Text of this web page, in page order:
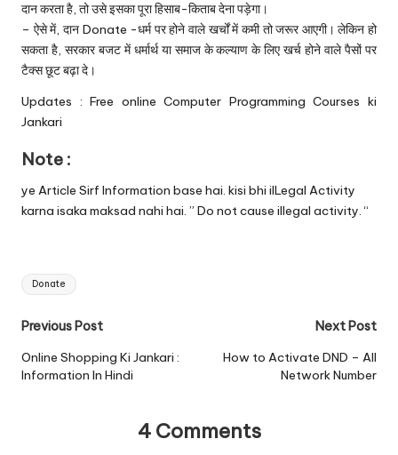
दान करता है, तो उसे इसका पूरा हिसाब-किताब देना पड़ेगा।
– ऐसे में, दान Donate -धर्म पर होने वाले खर्चों में कमी तो जरूर आएगी। लेकिन हो
सकता है, सरकार बजट में धर्मार्थ या समाज के कल्याण के लिए खर्च होने वाले पैसों पर
टैक्स छूट बढ़ा दे।
Updates :Free online Computer Programming Courses ki
Jankari
Note :
ye Article Sirf Information base hai. kisi bhi ilLegal Activity
karna isaka maksad nahi hai. ” Do not cause illegal activity. “
Tags:
Donate
Post
navigation
Previous Post
Online Shopping Ki Jankari :
Information In Hindi
Next Post
How to Activate DND – All
Network Number
4 Comments